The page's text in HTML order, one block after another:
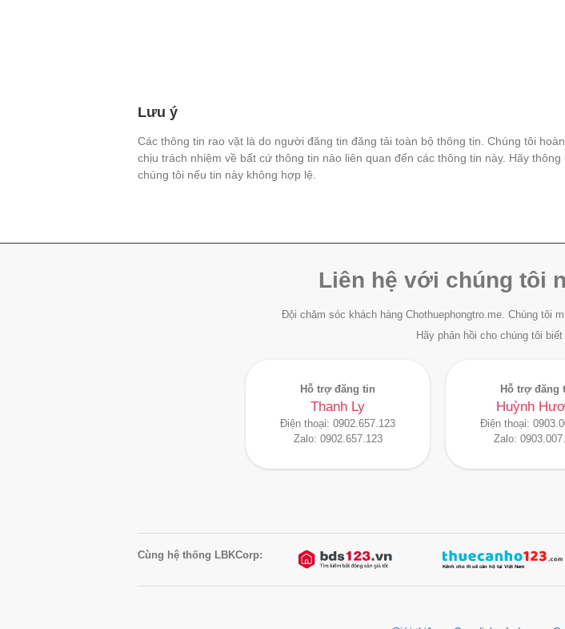
Lưu ý
Các thông tin rao vặt là do người đăng tin đăng tải toàn bộ thông tin. Chúng tôi
chịu trách nhiệm về bất cứ thông tin nào liên quan đến các thông tin này. Hãy thông
chúng tôi nếu tin này không hợp lệ.
Liên hệ với chúng tôi
Đội chăm sóc khách hàng Chothuephongtro.me. Chúng tôi
Hãy phản hồi cho chúng tôi
Hỗ trợ đăng tin
Thanh Ly
Điện thoại: 0902.657.123
Zalo: 0902.657.123
Hỗ trợ đăng
Huỳnh
Điện thoại:
Zalo:
Cùng hệ thống LBKCorp: